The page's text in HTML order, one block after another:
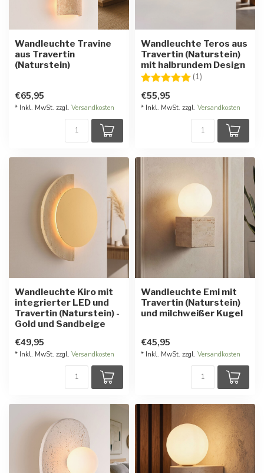
Wandleuchte Travine
aus Travertin
(Naturstein)
€65,95
* Inkl. MwSt. zzgl. Versandkosten
Wandleuchte Teros aus
Travertin (Naturstein)
mit halbrundem Design
Bewertung:
(1)
€55,95
* Inkl. MwSt. zzgl. Versandkosten
Wandleuchte Kiro mit
integrierter LED und
Travertin (Naturstein) -
Gold und Sandbeige
€49,95
* Inkl. MwSt. zzgl. Versandkosten
Wandleuchte Emi mit
Travertin (Naturstein)
und milchweißer Kugel
€45,95
* Inkl. MwSt. zzgl. Versandkosten